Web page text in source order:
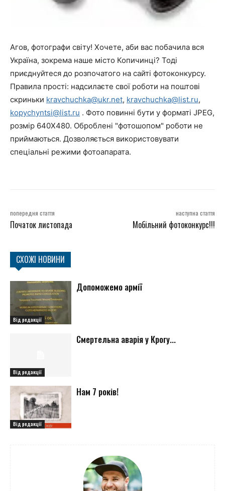
Агов, фотографи світу! Хочете, аби вас побачила вся
Україна, зокрема наше місто Копичинці? Тоді
приєднуйтеся до розпочатого на сайті фотоконкурсу.
Правила прості: надсилаєте свої роботи на поштові
скриньки kravchuchka@ukr.net, kravchuchka@list.ru,
kopychyntsi@list.ru . Фото повинні бути у форматі JPEG,
розмір 640Х480. Оброблені "фотошопом" роботи не
приймаються. Дозволяється використовувати
спеціальні режими фотоапарата.
попередня стаття
Початок листопада
наступна стаття
Мобільний фотоконкурс!!!
СХОЖІ НОВИНИ
Від редакції
Допоможемо армії
Від редакції
Смертельна аварія у Крогу...
Від редакції
Нам 7 років!